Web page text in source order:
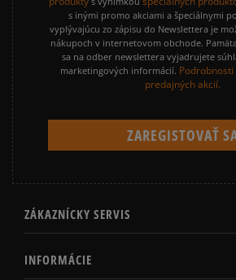
s inými promo akciami a špeciálnymi
vyplývajúcu zo zápisu do Newslettera je
nákupoch v internetovom obchode.
sa na odber newslettera vyjadrujete
marketingových informácií.
predajných akcií.
ZÁKAZNÍCKY SERVIS
INFORMÁCIE